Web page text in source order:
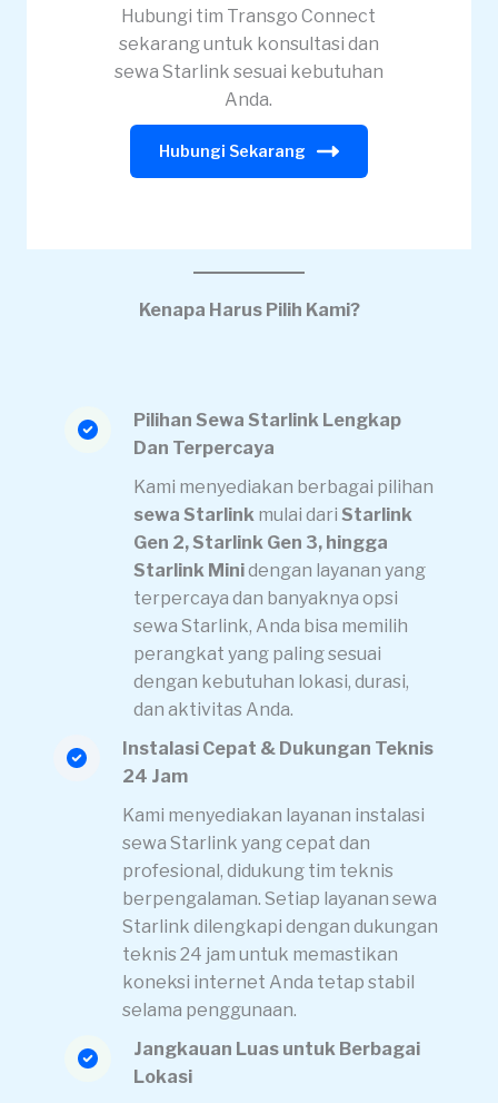
Hubungi tim Transgo Connect
sekarang untuk konsultasi dan
sewa Starlink sesuai kebutuhan
Anda.
Hubungi Sekarang
Kenapa Harus Pilih Kami?
Pilihan Sewa Starlink Lengkap
Dan Terpercaya
Kami menyediakan berbagai pilihan
sewa Starlink mulai dari Starlink
Gen 2, Starlink Gen 3, hingga
Starlink Minidengan layanan yang
terpercaya dan banyaknya opsi
sewa Starlink, Anda bisa memilih
perangkat yang paling sesuai
dengan kebutuhan lokasi, durasi,
dan aktivitas Anda.
Instalasi Cepat & Dukungan Teknis
24 Jam
Kami menyediakan layanan instalasi
sewa Starlink yang cepat dan
profesional, didukung tim teknis
berpengalaman. Setiap layanan sewa
Starlink dilengkapi dengan dukungan
teknis 24 jam untuk memastikan
koneksi internet Anda tetap stabil
selama penggunaan.
Jangkauan Luas untuk Berbagai
Lokasi